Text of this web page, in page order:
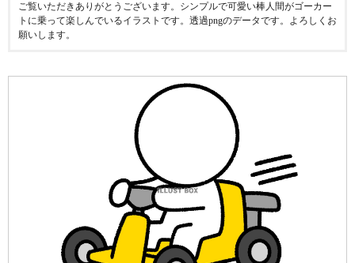
ご覧いただきありがとうございます。シンプルで可愛い棒人間がゴーカー
トに乗って楽しんでいるイラストです。透過pngのデータです。よろしくお
願いします。